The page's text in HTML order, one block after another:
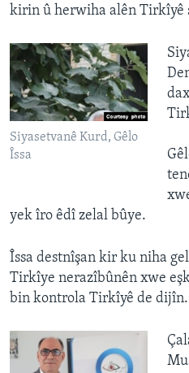
kirin û herwiha alên Tirkîyê
Siyasetvanê Kurd, Gêlo
Îssa
yek îro êdî zelal bûye.
Îssa destnîşan kir ku niha
Tirkîye nerazîbûnên xwe
bin kontrola Tirkîyê de dijîn.